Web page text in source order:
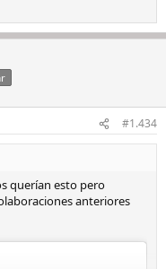
#1.434
querían esto pero
anteriores